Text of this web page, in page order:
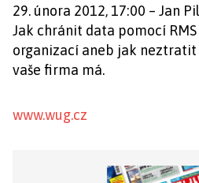
29. února 2012, 17:00 – Jan
Jak chránit data pomocí
organizací aneb jak
vaše firma má.
www.wug.cz